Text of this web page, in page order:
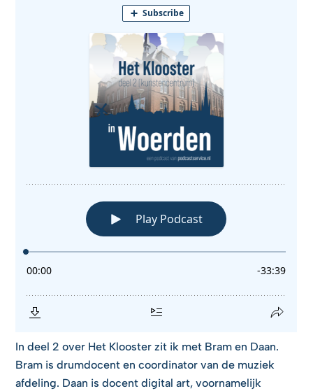
In deel 2 over Het Klooster zit ik met Bram en Daan.
Bram is drumdocent en coordinator van de muziek
afdeling. Daan is docent digital art, voornamelijk